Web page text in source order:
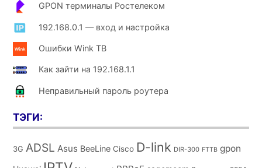
GPON терминалы Ростелеком
192.168.0.1 — вход и настройка
Ошибки Wink ТВ
Как зайти на 192.168.1.1
Неправильный пароль роутера
ТЭГИ:
3G ADSL Asus BeeLine Cisco D-link DIR-300 FTTB gpon